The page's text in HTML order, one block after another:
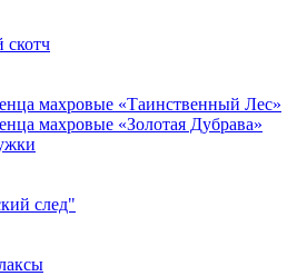
скотч
махровые «Таинственный Лес»
махровые «Золотая Дубрава»
след"